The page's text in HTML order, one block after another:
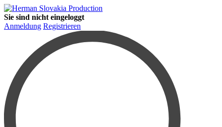
Sie sind nicht eingeloggt
Anmeldung Registrieren